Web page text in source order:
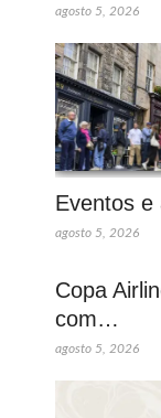
agosto 5, 2026
Eventos
agosto 5, 2026
Copa
com…
agosto 5, 2026